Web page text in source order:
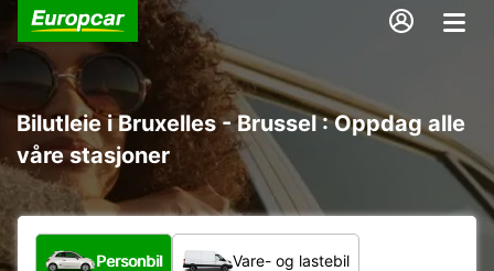
Bilutleie i Bruxelles - Brussel : Oppdag alle
våre stasjoner
Hvilken type bil?
Personbil Vare- og lastebil